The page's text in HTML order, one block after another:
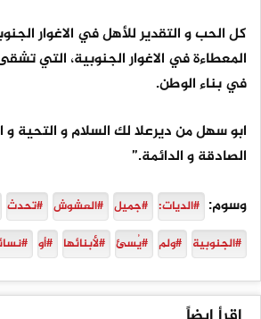
كل الحب و التقدير للأهل في الاغوار
المعطاءة في الاغوار الجنوبية، التي
في بناء الوطن.
ابو سهل من ديرعلا لك السلام و التحية و
الصادقة و الدائمة.”
وسوم: #الديات: #جميل #العشوش #تحدث
#الجنوبية #ولم #يُسئ #لأبنائها #أو